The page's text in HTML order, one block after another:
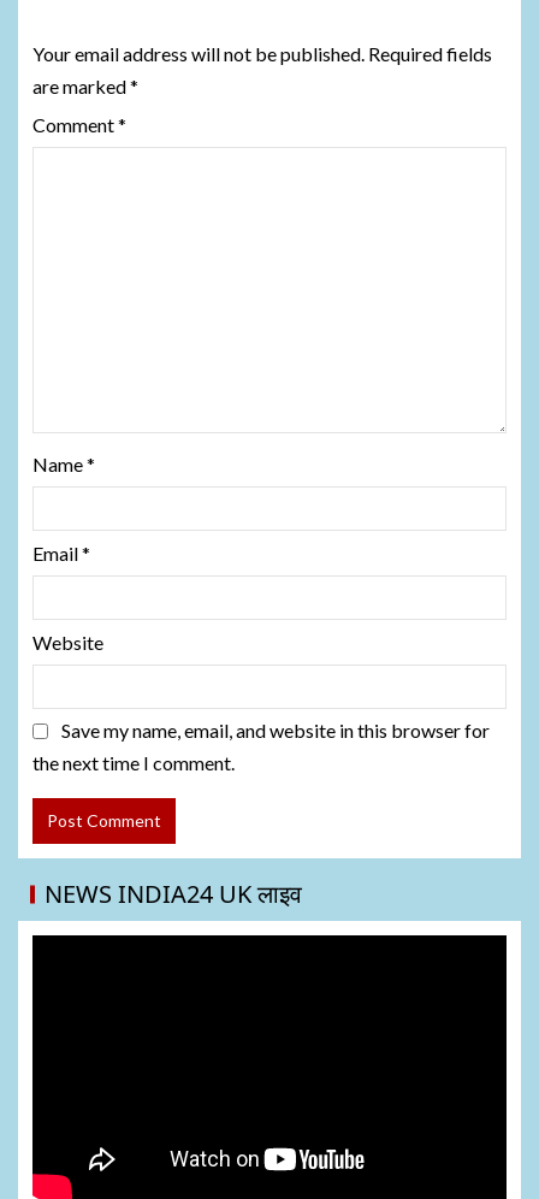
Your email address will not be published. Required fields
are marked*
Comment*
Name*
Email*
Website
Save my name, email, and website in this browser for
the next time I comment.
NEWS INDIA24 UK लाइव